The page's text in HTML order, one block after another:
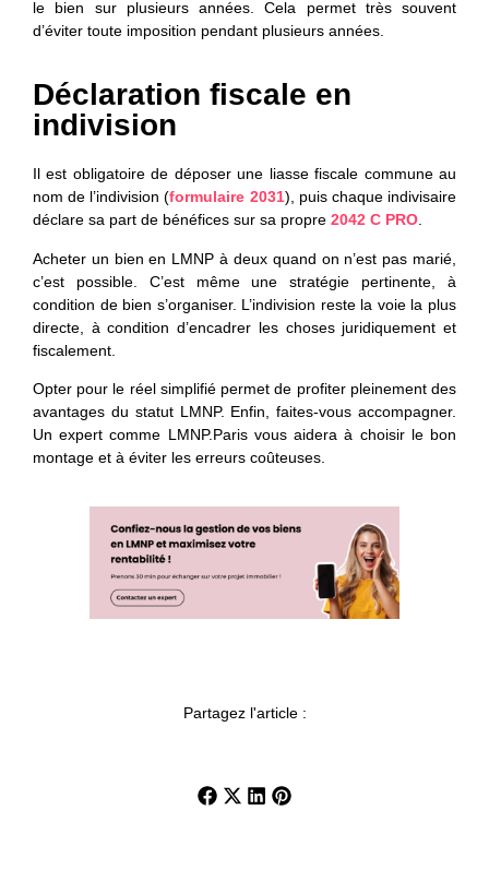
le bien sur plusieurs années. Cela permet très souvent
d’éviter toute imposition pendant plusieurs années.
Déclaration fiscale en
indivision
Il est obligatoire de déposer une liasse fiscale commune au
nom de l’indivision (formulaire 2031), puis chaque indivisaire
déclare sa part de bénéfices sur sa propre 2042 C PRO
Acheter un bien en LMNP à deux quand on n’est pas marié,
c’est possible. C’est même une stratégie pertinente, à
condition de bien s’organiser. L’indivision reste la voie la plus
directe, à condition d’encadrer les choses juridiquement et
fiscalement.
Opter pour le réel simplifié permet de profiter pleinement des
avantages du statut LMNP. Enfin, faites-vous accompagner.
Un expert comme LMNP.Paris vous aidera à choisir le bon
montage et à éviter les erreurs coûteuses.
Partagez l'article :